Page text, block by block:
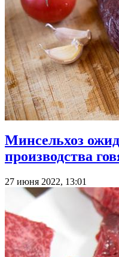
Минсельхоз
производства
27 июня 2022, 13:01